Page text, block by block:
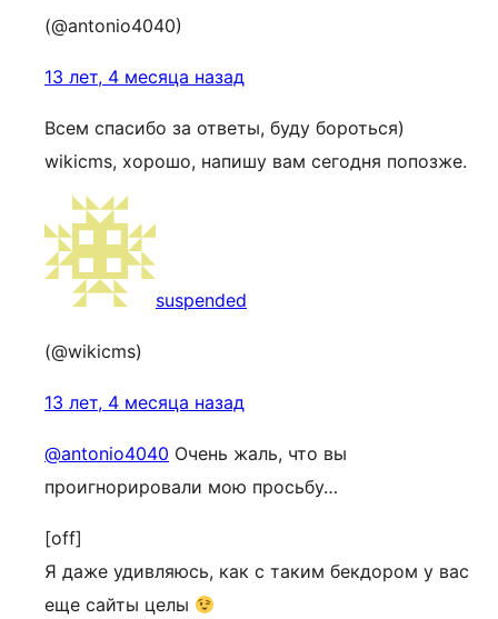
(@antonio4040)
13 лет, 4 месяца назад
Всем спасибо за ответы, буду бороться)
wikicms, хорошо, напишу вам сегодня попозже.
suspended
(@wikicms)
13 лет, 4 месяца назад
@antonio4040 Очень жаль, что вы
проигнорировали мою просьбу…
[off]
Я даже удивляюсь, как с таким бекдором у вас
еще сайты целы